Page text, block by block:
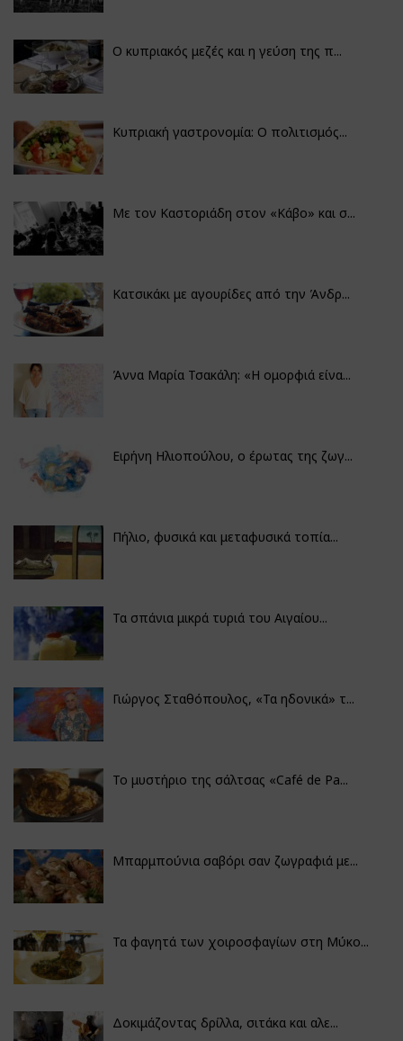
Ο κυπριακός μεζές και η γεύση της π...
Κυπριακή γαστρονομία: Ο πολιτισμός...
Με τον Καστοριάδη στον «Κάβο» και σ...
Κατσικάκι με αγουρίδες από την Άνδρ...
Άννα Μαρία Τσακάλη: «Η ομορφιά είνα...
Ειρήνη Ηλιοπούλου, ο έρωτας της ζωγ...
Πήλιο, φυσικά και μεταφυσικά τοπία...
Τα σπάνια μικρά τυριά του Αιγαίου...
Γιώργος Σταθόπουλος, «Τα ηδονικά» τ...
Το μυστήριο της σάλτσας «Café de Pa...
Μπαρμπούνια σαβόρι σαν ζωγραφιά με...
Τα φαγητά των χοιροσφαγίων στη Μύκο...
Δοκιμάζοντας δρίλλα, σιτάκα και αλε...